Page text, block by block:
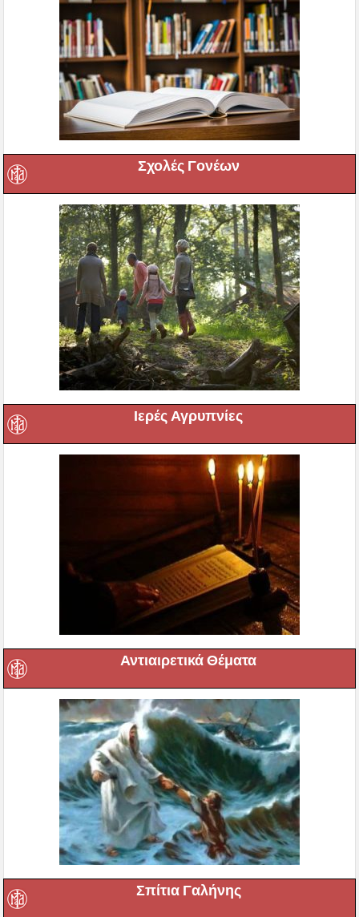
Σχολές Γονέων
Ιερές Αγρυπνίες
Αντιαιρετικά Θέματα
Σπίτια Γαλήνης